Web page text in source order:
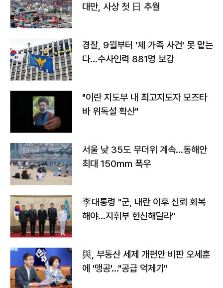
대만, 사상 첫 日 추월
경찰, 9월부터 '제 가족 사건' 못 맡는
다…수사인력 881명 보강
"이란 지도부 내 최고지도자 모즈타
바 위독설 확산"
서울 낮 35도 무더위 계속…동해안
최대 150㎜ 폭우
李대통령 "군, 내란 이후 신뢰 회복
해야…지휘부 헌신해달라"
與, 부동산 세제 개편안 비판 오세훈
에 '맹공'…"공급 억제기"